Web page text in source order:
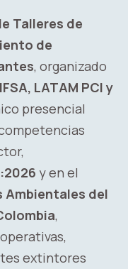
Talleres de
de
, organizado
IFSA, LATAM PCI y
presencial
y en el
Ambientales del
,
extintores